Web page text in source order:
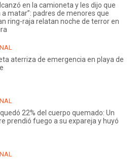
en la camioneta y les dijo que
a matar”: padres de menores que
ring-raja relatan noche de terror en
aterriza de emergencia en playa de
22% del cuerpo quemado: Un
prendió fuego a su expareja y huyó